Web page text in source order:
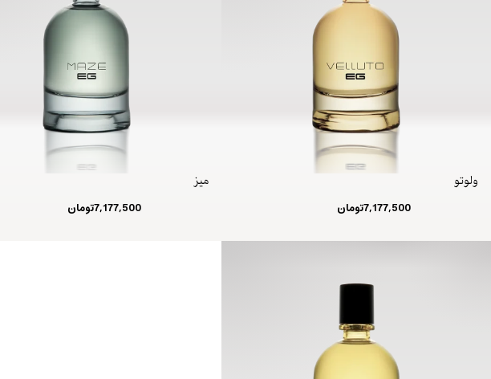
ولوتو
7,177,500تومان
میز
7,177,500تومان